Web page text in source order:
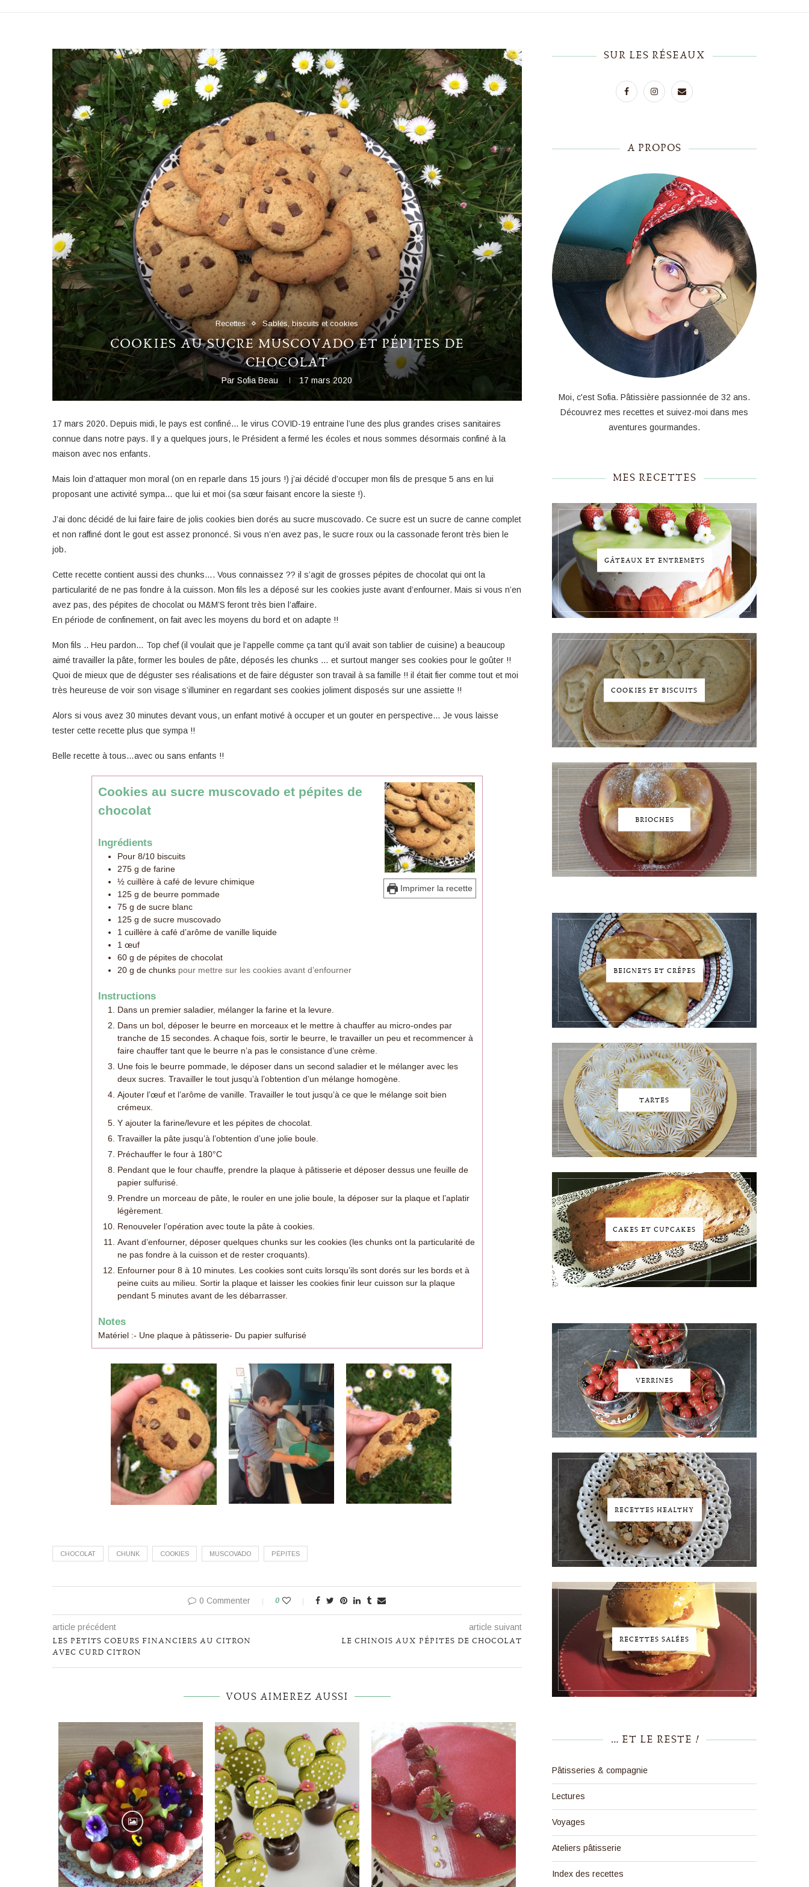
Recettes Sablés, biscuits et cookies
COOKIES AU SUCRE MUSCOVADO ET PÉPITES DE
CHOCOLAT
ParSofia Beau 17 mars 2020
17 mars 2020. Depuis midi, le pays est confiné… le virus COVID-19 entraine l’une des plus grandes crises sanitaires
connue dans notre pays. Il y a quelques jours, le Président a fermé les écoles et nous sommes désormais confiné à la
maison avec nos enfants.
Mais loin d’attaquer mon moral (on en reparle dans 15 jours !) j’ai décidé d’occuper mon fils de presque 5 ans en lui
proposant une activité sympa… que lui et moi (sa sœur faisant encore la sieste !).
J’ai donc décidé de lui faire faire de jolis cookies bien dorés au sucre muscovado. Ce sucre est un sucre de canne complet
et non raffiné dont le gout est assez prononcé. Si vous n’en avez pas, le sucre roux ou la cassonade feront très bien le
job.
Cette recette contient aussi des chunks…. Vous connaissez ?? il s’agit de grosses pépites de chocolat qui ont la
particularité de ne pas fondre à la cuisson. Mon fils les a déposé sur les cookies juste avant d’enfourner. Mais si vous n’en
avez pas, des pépites de chocolat ou M&M’S feront très bien l’affaire.
En période de confinement, on fait avec les moyens du bord et on adapte !!
Mon fils .. Heu pardon… Top chef (il voulait que je l’appelle comme ça tant qu’il avait son tablier de cuisine) a beaucoup
aimé travailler la pâte, former les boules de pâte, déposés les chunks … et surtout manger ses cookies pour le goûter !!
Quoi de mieux que de déguster ses réalisations et de faire déguster son travail à sa famille !! il était fier comme tout et moi
très heureuse de voir son visage s’illuminer en regardant ses cookies joliment disposés sur une assiette !!
Alors si vous avez 30 minutes devant vous, un enfant motivé à occuper et un gouter en perspective… Je vous laisse
tester cette recette plus que sympa !!
Belle recette à tous…avec ou sans enfants !!
Imprimer la recette
Cookies au sucre muscovado et pépites de
chocolat
Ingrédients
Pour 8/10 biscuits
275 g de farine
½ cuillère à café de levure chimique
125 g de beurre pommade
75 g de sucre blanc
125 g de sucre muscovado
1 cuillère à café d’arôme de vanille liquide
1 œuf
60 g de pépites de chocolat
20 g de chunks pour mettre sur les cookies avant d’enfourner
Instructions
Dans un premier saladier, mélanger la farine et la levure.
Dans un bol, déposer le beurre en morceaux et le mettre à chauffer au micro-ondes par
tranche de 15 secondes. A chaque fois, sortir le beurre, le travailler un peu et recommencer à
faire chauffer tant que le beurre n’a pas le consistance d’une crème.
Une fois le beurre pommade, le déposer dans un second saladier et le mélanger avec les
deux sucres. Travailler le tout jusqu’à l’obtention d’un mélange homogène.
Ajouter l’œuf et l’arôme de vanille. Travailler le tout jusqu’à ce que le mélange soit bien
crémeux.
Y ajouter la farine/levure et les pépites de chocolat.
Travailler la pâte jusqu’à l’obtention d’une jolie boule.
Préchauffer le four à 180°C
Pendant que le four chauffe, prendre la plaque à pâtisserie et déposer dessus une feuille de
papier sulfurisé.
Prendre un morceau de pâte, le rouler en une jolie boule, la déposer sur la plaque et l’aplatir
légèrement.
Renouveler l’opération avec toute la pâte à cookies.
Avant d’enfourner, déposer quelques chunks sur les cookies (les chunks ont la particularité de
ne pas fondre à la cuisson et de rester croquants).
Enfourner pour 8 à 10 minutes. Les cookies sont cuits lorsqu’ils sont dorés sur les bords et à
peine cuits au milieu. Sortir la plaque et laisser les cookies finir leur cuisson sur la plaque
pendant 5 minutes avant de les débarrasser.
Notes
Matériel :- Une plaque à pâtisserie- Du papier sulfurisé
CHOCOLAT CHUNK COOKIES MUSCOVADO PÉPITES
0 Commenter 0
article précédent
LES PETITS COEURS FINANCIERS AU CITRON
AVEC CURD CITRON
article suivant
LE CHINOIS AUX PÉPITES DE CHOCOLAT
VOUS AIMEREZ AUSSI
SUR LES RÉSEAUX
A PROPOS
Moi, c'est Sofia. Pâtissière passionnée de 32 ans.
Découvrez mes recettes et suivez-moi dans mes
aventures gourmandes.
MES RECETTES
GÂTEAUX ET ENTREMETS
COOKIES ET BISCUITS
BRIOCHES
BEIGNETS ET CRÊPES
TARTES
CAKES ET CUPCAKES
VERRINES
RECETTES HEALTHY
RECETTES SALÉES
… ET LE RESTE !
Pâtisseries & compagnie
Lectures
Voyages
Ateliers pâtisserie
Index des recettes